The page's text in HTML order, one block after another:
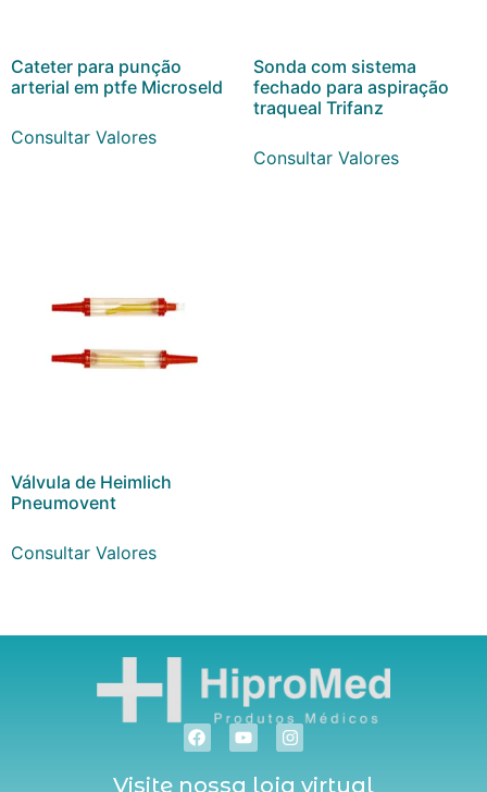
Cateter para punção
arterial em ptfe Microseld
Consultar Valores
Sonda com sistema
fechado para aspiração
traqueal Trifanz
Consultar Valores
Válvula de Heimlich
Pneumovent
Consultar Valores
Visite nossa loja virtual